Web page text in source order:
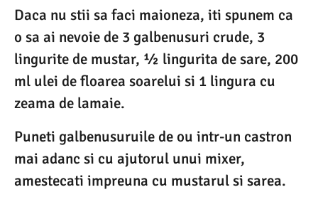
Daca nu stii sa faci maioneza, iti spunem ca
o sa ai nevoie de 3 galbenusuri crude, 3
lingurite de mustar, ½ lingurita de sare, 200
ml ulei de floarea soarelui si 1 lingura cu
zeama de lamaie.
Puneti galbenusuruile de ou intr-un castron
mai adanc si cu ajutorul unui mixer,
amestecati impreuna cu mustarul si sarea.